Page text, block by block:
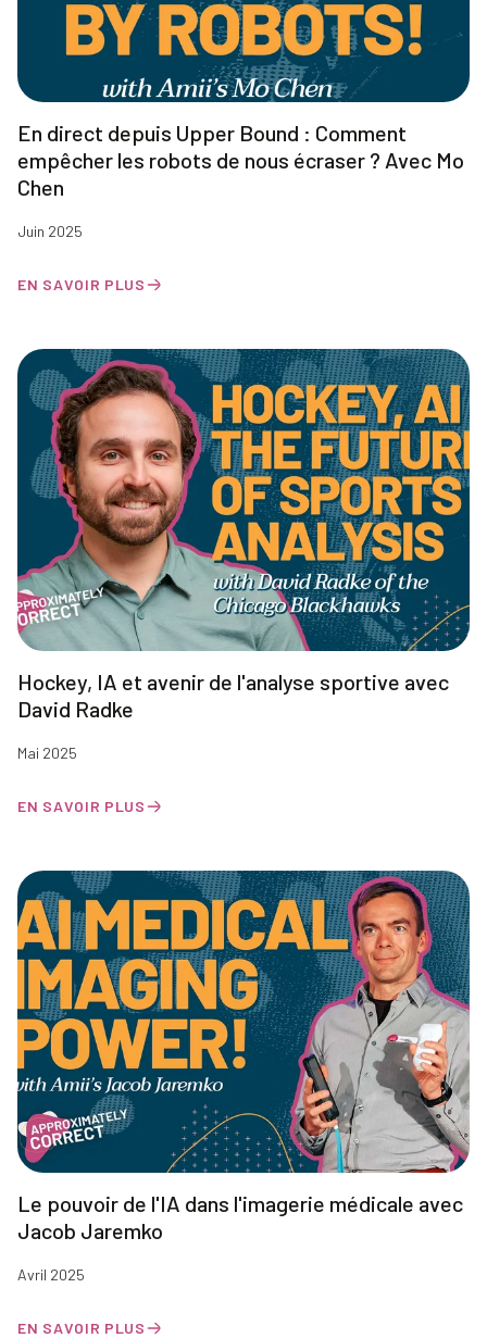
En direct depuis Upper Bound : Comment
empêcher les robots de nous écraser ? Avec Mo
Chen
Juin 2025
EN SAVOIR PLUS
Hockey, IA et avenir de l'analyse sportive avec
David Radke
Mai 2025
EN SAVOIR PLUS
Le pouvoir de l'IA dans l'imagerie médicale avec
Jacob Jaremko
Avril 2025
EN SAVOIR PLUS